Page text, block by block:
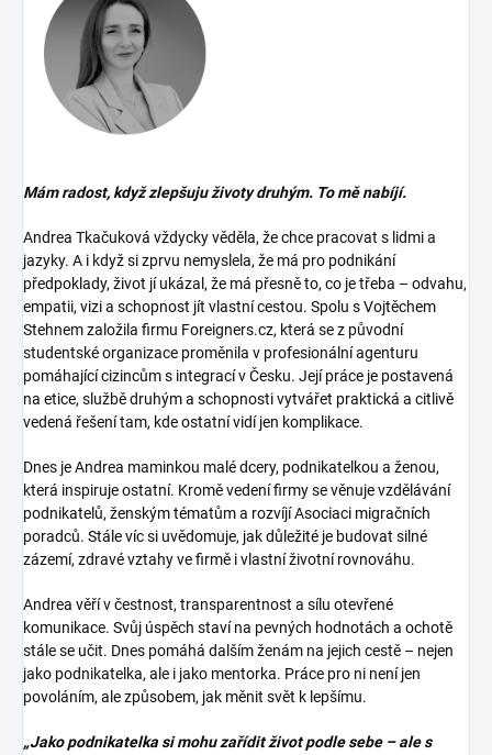
Mám radost, když zlepšuju životy druhým. To mě nabíjí.
Andrea Tkačuková vždycky věděla, že chce pracovat s lidmi a
jazyky. A i když si zprvu nemyslela, že má pro podnikání
předpoklady, život jí ukázal, že má přesně to, co je třeba – odvahu,
empatii, vizi a schopnost jít vlastní cestou. Spolu s Vojtěchem
Stehnem založila firmu Foreigners.cz, která se z původní
studentské organizace proměnila v profesionální agenturu
pomáhající cizincům s integrací v Česku. Její práce je postavená
na etice, službě druhým a schopnosti vytvářet praktická a citlivě
vedená řešení tam, kde ostatní vidí jen komplikace.
Dnes je Andrea maminkou malé dcery, podnikatelkou a ženou,
která inspiruje ostatní. Kromě vedení firmy se věnuje vzdělávání
podnikatelů, ženským tématům a rozvíjí Asociaci migračních
poradců. Stále víc si uvědomuje, jak důležité je budovat silné
zázemí, zdravé vztahy ve firmě i vlastní životní rovnováhu.
Andrea věří v čestnost, transparentnost a sílu otevřené
komunikace. Svůj úspěch staví na pevných hodnotách a ochotě
stále se učit. Dnes pomáhá dalším ženám na jejich cestě – nejen
jako podnikatelka, ale i jako mentorka. Práce pro ni není jen
povoláním, ale způsobem, jak měnit svět k lepšímu.
„Jako podnikatelka si mohu zařídit život podle sebe – ale s